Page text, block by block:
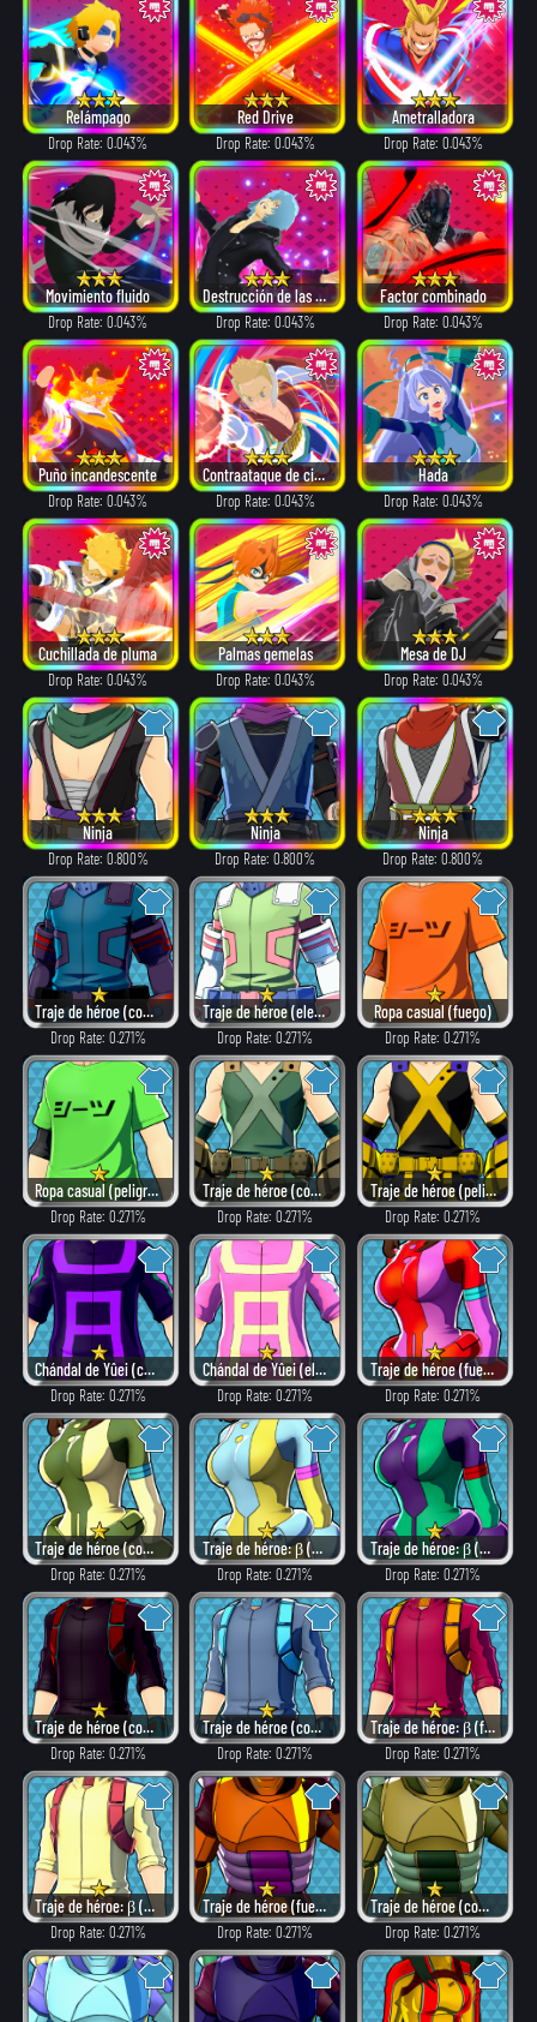
Relámpago
Drop Rate: 0.043%
Red Drive
Drop Rate: 0.043%
Ametralladora
Drop Rate: 0.043%
Movimiento fluido
Drop Rate: 0.043%
Destrucción de las mil manos
Drop Rate: 0.043%
Factor combinado
Drop Rate: 0.043%
Puño incandescente
Drop Rate: 0.043%
Contraataque de cizallas
Drop Rate: 0.043%
Hada
Drop Rate: 0.043%
Cuchillada de pluma
Drop Rate: 0.043%
Palmas gemelas
Drop Rate: 0.043%
Mesa de DJ
Drop Rate: 0.043%
Ninja
Drop Rate: 0.800%
Ninja
Drop Rate: 0.800%
Ninja
Drop Rate: 0.800%
Traje de héroe (como villano)
Drop Rate: 0.271%
Traje de héroe (elegante)
Drop Rate: 0.271%
Ropa casual (fuego)
Drop Rate: 0.271%
Ropa casual (peligroso)
Drop Rate: 0.271%
Traje de héroe (combate)
Drop Rate: 0.271%
Traje de héroe (peligroso)
Drop Rate: 0.271%
Chándal de Yûei (como villano)
Drop Rate: 0.271%
Chándal de Yûei (elegante)
Drop Rate: 0.271%
Traje de héroe (fuego)
Drop Rate: 0.271%
Traje de héroe (combate)
Drop Rate: 0.271%
Traje de héroe: β (elegante)
Drop Rate: 0.271%
Traje de héroe: β (peligroso)
Drop Rate: 0.271%
Traje de héroe (como villano)
Drop Rate: 0.271%
Traje de héroe (combate)
Drop Rate: 0.271%
Traje de héroe: β (fuego)
Drop Rate: 0.271%
Traje de héroe: β (elegante)
Drop Rate: 0.271%
Traje de héroe (fuego)
Drop Rate: 0.271%
Traje de héroe (combate)
Drop Rate: 0.271%